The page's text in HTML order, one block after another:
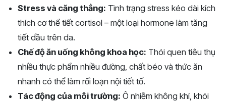
Stress và căng thẳng: Tình trạng stress kéo dài kích
thích cơ thể tiết cortisol – một loại hormone làm tăng
tiết dầu trên da.
Chế độ ăn uống không khoa học: Thói quen tiêu thụ
nhiều thực phẩm nhiều đường, chất béo và thức ăn
nhanh có thể làm rối loạn nội tiết tố.
Tác động của môi trường: Ô nhiễm không khí, khói